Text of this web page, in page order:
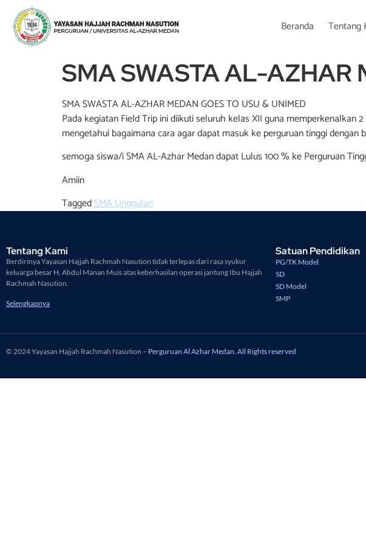
Beranda Tentang
SMA SWASTA AL-AZHAR
SMA SWASTA AL-AZHAR MEDAN GOES TO USU & UNIMED
Pada kegiatan Field Trip ini diikuti seluruh kelas XII guna memperkenalkan
mengetahui bagaimana cara agar dapat masuk ke perguruan tinggi dengan
semoga siswa/i SMA AL-Azhar Medan dapat Lulus 100 % ke Perguruan
Amiin
TaggedSMA Unggulan
Tentang Kami
Berdirinya Yayasan Hajjah Rachmah Nasution tidak terlepas dari rasa syukur
keluarga besar H. Abdul Manan Muis atas keberhasilan operasi jantung Ibu Hajjah
Rachmah Nasution.
Selengkapnya
Satuan Pendidikan
PG/TK Model
SD
SD Model
SMP
© 2024 Yayasan Hajjah Rachmah Nasution – Perguruan Al Azhar Medan. All Rights reserved